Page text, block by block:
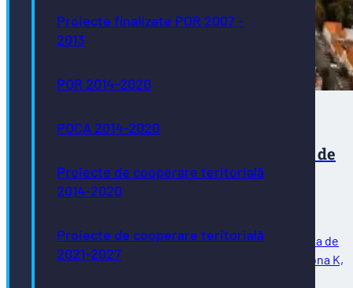
Proiecte finalizate POR 2007 -
2013
POR 2014-2020
POCA 2014-2020
Proiecte de cooperare teritorială
2014-2020
Proiecte de cooperare teritorială
2021-2027
Expiră perioada de utilizare a locurilor de
parcare de reședință pentru zona K
Vă comunicăm că în data de 31.08.2026 expiră perioada de
utilizare a locurilor de parcare de reședință pentru zona K,